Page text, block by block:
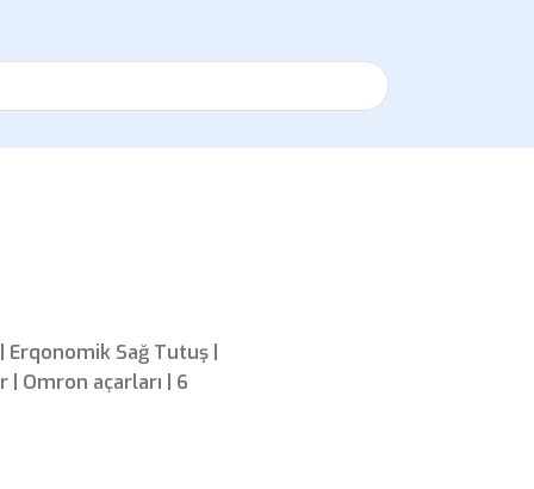
Erqonomik Sağ Tutuş |
| Omron açarları | 6